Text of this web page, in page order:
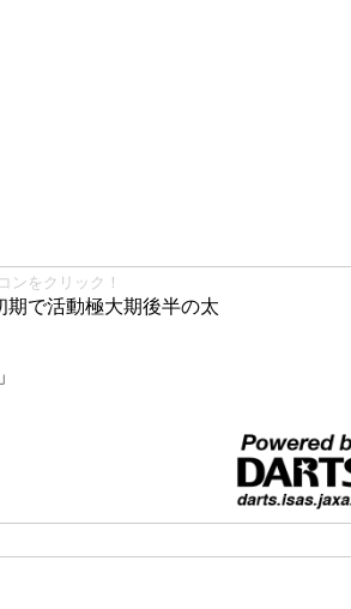
ンをクリック！
期で活動極大期後半の太